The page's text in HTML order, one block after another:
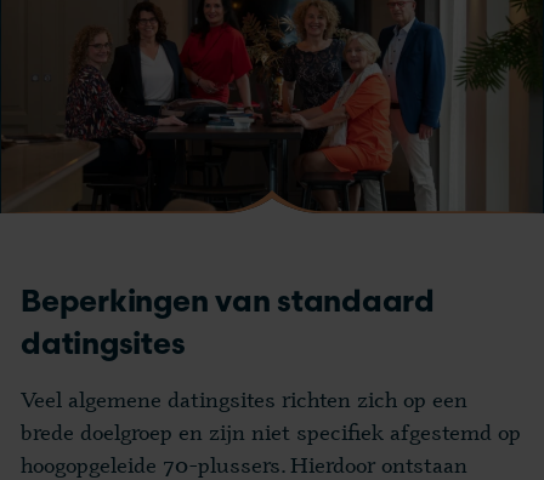
Beperkingen van standaard
datingsites
Veel algemene datingsites richten zich op een
brede doelgroep en zijn niet specifiek afgestemd op
hoogopgeleide 70-plussers. Hierdoor ontstaan